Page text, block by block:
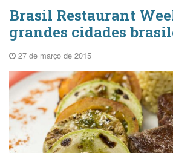
Brasil Restaurant
grandes cidades
27 de março de 2015